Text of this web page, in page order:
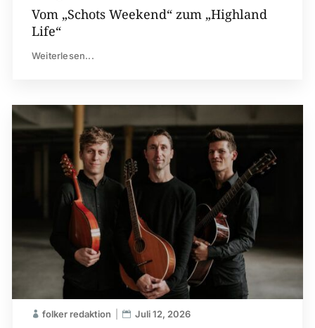
Vom „Schots Weekend“ zum „Highland
Life“
Weiterlesen...
folker redaktion Juli 12, 2026